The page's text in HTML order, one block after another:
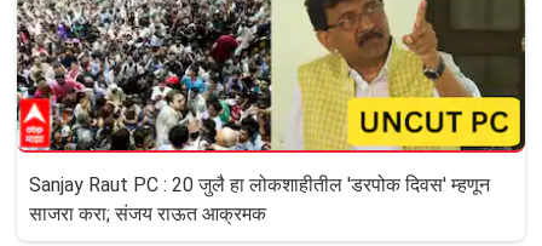
Sanjay Raut PC : 20 जुलै हा लोकशाहीतील 'डरपोक दिवस' म्हणून
साजरा करा; संजय राऊत आक्रमक